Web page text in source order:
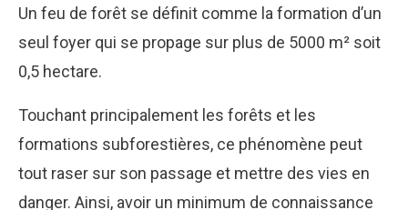
Un feu de forêt se définit comme la formation d’un
seul foyer qui se propage sur plus de 5000 m² soit
0,5 hectare.
Touchant principalement les forêts et les
formations subforestières, ce phénomène peut
tout raser sur son passage et mettre des vies en
danger. Ainsi, avoir un minimum de connaissance